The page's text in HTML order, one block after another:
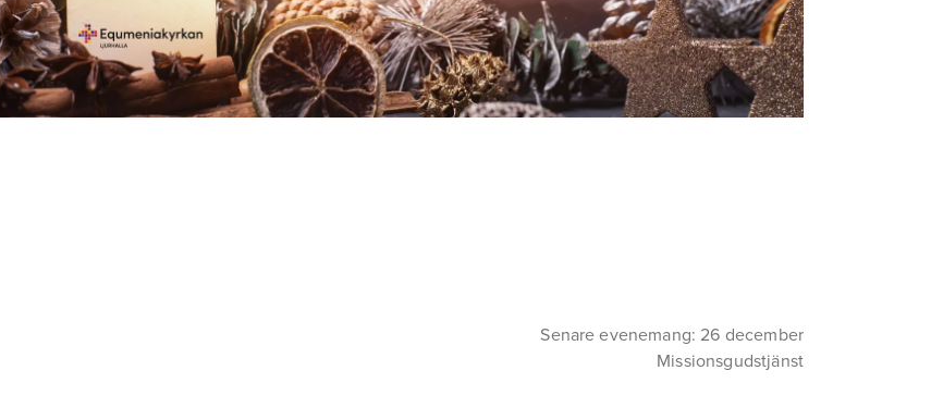
Senare evenemang: 26 december
Missionsgudstjänst